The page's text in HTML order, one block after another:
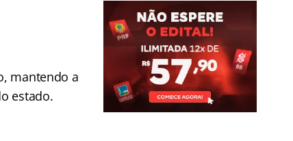
mantendo a
estado.